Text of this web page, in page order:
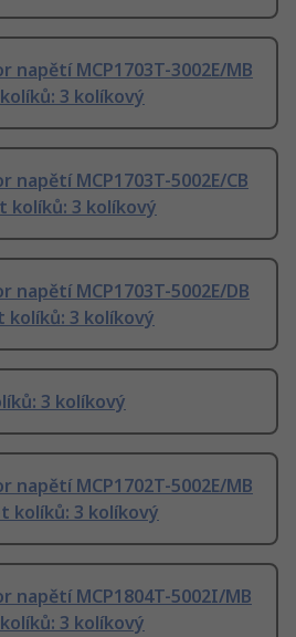
napětí MCP1703T-3002E/MB
3 kolíkový
napětí MCP1703T-5002E/CB
kolíků: 3 kolíkový
napětí MCP1703T-5002E/DB
kolíků: 3 kolíkový
3 kolíkový
napětí MCP1702T-5002E/MB
kolíků: 3 kolíkový
napětí MCP1804T-5002I/MB
3 kolíkový